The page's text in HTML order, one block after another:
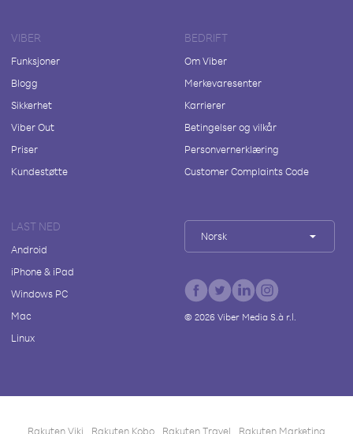
VIBER
Funksjoner
Blogg
Sikkerhet
Viber Out
Priser
Kundestøtte
BEDRIFT
Om Viber
Merkevaresenter
Karrierer
Betingelser og vilkår
Personvernerklæring
Customer Complaints Code
LAST NED
Android
iPhone & iPad
Windows PC
Mac
Linux
Norsk
© 2026Viber Media S.à r.l.
Rakuten Viki Rakuten Kobo Rakuten Travel Rakuten Marketing